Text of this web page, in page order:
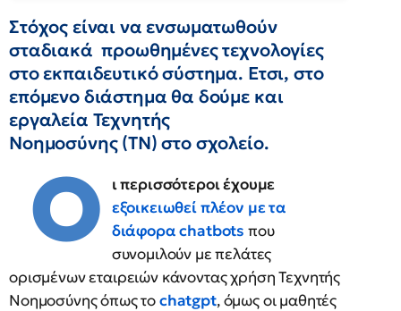
Στόχος είναι να ενσωματωθούν
σταδιακά προωθημένες τεχνολογίες
στο εκπαιδευτικό σύστημα. Ετσι, στο
επόμενο διάστημα θα δούμε και
εργαλεία Τεχνητής
Νοημοσύνης (ΤΝ) στο σχολείο.
Ο
ι περισσότεροι έχουμε
εξοικειωθεί πλέον με τα
διάφορα chatbots που
συνομιλούν με πελάτες
ορισμένων εταιρειών κάνοντας χρήση Τεχνητής
Νοημοσύνης όπως τοchatgpt, όμως οι μαθητές